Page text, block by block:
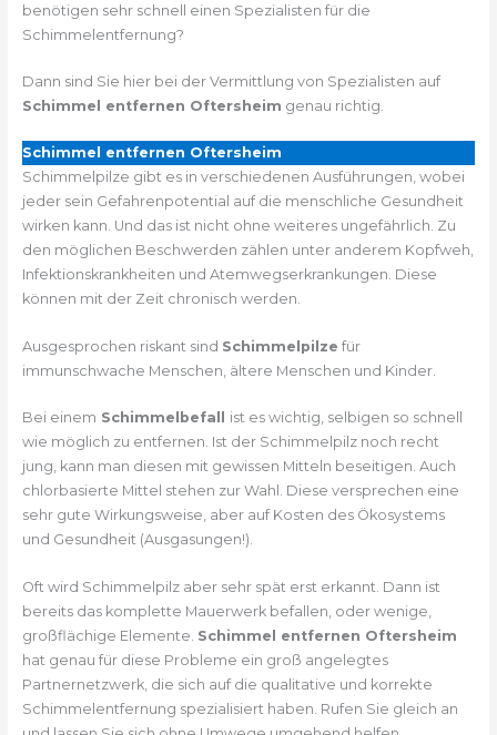
benötigen sehr schnell einen Spezialisten für die
Schimmelentfernung?
Dann sind Sie hier bei der Vermittlung von Spezialisten auf
Schimmel entfernen Oftersheim genau richtig.
Schimmel entfernen Oftersheim
Schimmelpilze gibt es in verschiedenen Ausführungen, wobei
jeder sein Gefahrenpotential auf die menschliche Gesundheit
wirken kann. Und das ist nicht ohne weiteres ungefährlich. Zu
den möglichen Beschwerden zählen unter anderem Kopfweh,
Infektionskrankheiten und Atemwegserkrankungen. Diese
können mit der Zeit chronisch werden.
Ausgesprochen riskant sind Schimmelpilze für
immunschwache Menschen, ältere Menschen und Kinder.
Bei einem Schimmelbefall ist es wichtig, selbigen so schnell
wie möglich zu entfernen. Ist der Schimmelpilz noch recht
jung, kann man diesen mit gewissen Mitteln beseitigen. Auch
chlorbasierte Mittel stehen zur Wahl. Diese versprechen eine
sehr gute Wirkungsweise, aber auf Kosten des Ökosystems
und Gesundheit (Ausgasungen!).
Oft wird Schimmelpilz aber sehr spät erst erkannt. Dann ist
bereits das komplette Mauerwerk befallen, oder wenige,
großflächige Elemente. Schimmel entfernen Oftersheim
hat genau für diese Probleme ein groß angelegtes
Partnernetzwerk, die sich auf die qualitative und korrekte
Schimmelentfernung spezialisiert haben. Rufen Sie gleich an